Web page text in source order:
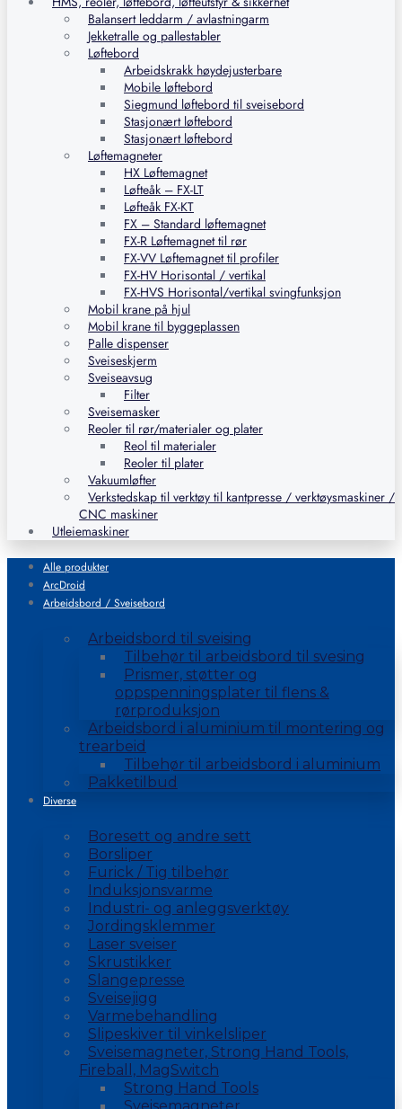
Balansert leddarm / avlastningarm
Jekketralle og pallestabler
Løftebord
Arbeidskrakk høydejusterbare
Mobile løftebord
Siegmund løftebord til sveisebord
Stasjonært løftebord
Stasjonært løftebord
Løftemagneter
HX Løftemagnet
Løfteåk – FX-LT
Løfteåk FX-KT
FX – Standard løftemagnet
FX-R Løftemagnet til rør
FX-VV Løftemagnet til profiler
FX-HV Horisontal / vertikal
FX-HVS Horisontal/vertikal svingfunksjon
Mobil krane på hjul
Mobil krane til byggeplassen
Palle dispenser
Sveiseskjerm
Sveiseavsug
Filter
Sveisemasker
Reoler til rør/materialer og plater
Reol til materialer
Reoler til plater
Vakuumløfter
Verkstedskap til verktøy til kantpresse / verktøysmaskiner /
CNC maskiner
Utleiemaskiner
Alle produkter
ArcDroid
Arbeidsbord / Sveisebord
Arbeidsbord til sveising
Tilbehør til arbeidsbord til svesing
Prismer, støtter og
oppspenningsplater til flens &
rørproduksjon
Arbeidsbord i aluminium til montering og
trearbeid
Tilbehør til arbeidsbord i aluminium
Pakketilbud
Diverse
Boresett og andre sett
Borsliper
Furick / Tig tilbehør
Induksjonsvarme
Industri- og anleggsverktøy
Jordingsklemmer
Laser sveiser
Skrustikker
Slangepresse
Sveisejigg
Varmebehandling
Slipeskiver til vinkelsliper
Sveisemagneter, Strong Hand Tools,
Fireball, MagSwitch
Strong Hand Tools